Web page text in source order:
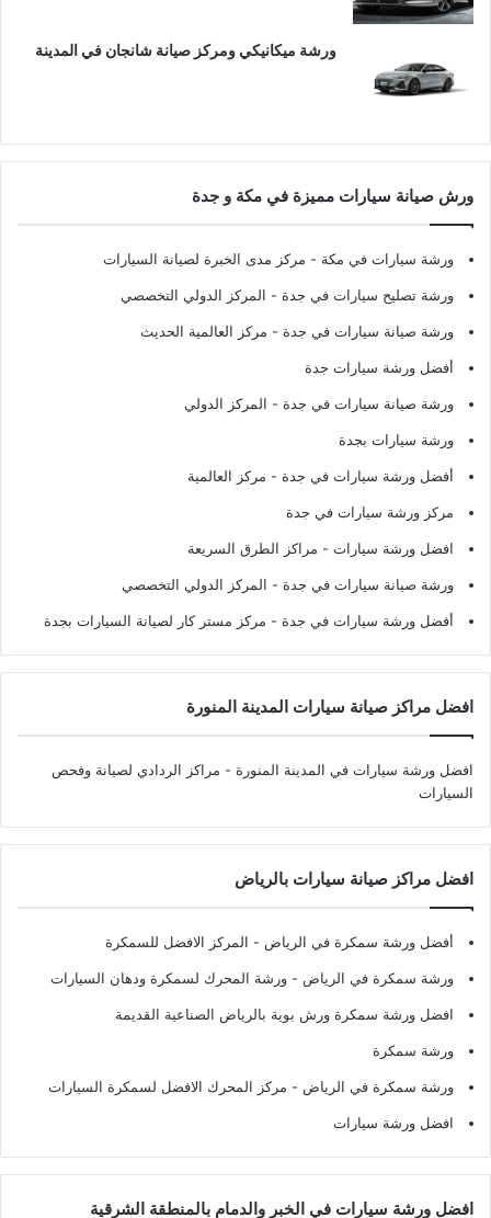
ورشة ميكانيكي ومركز صيانة شانجان في المدينة
ورش صيانة سيارات مميزة في مكة و جدة
ورشة سيارات في مكة - مركز مدى الخبرة لصيانة السيارات
ورشة تصليح سيارات في جدة - المركز الدولي التخصصي
ورشة صيانة سيارات في جدة - مركز العالمية الحديث
أفضل ورشة سيارات جدة
ورشة صيانة سيارات في جدة - المركز الدولي
ورشة سيارات بجدة
أفضل ورشة سيارات في جدة - مركز العالمية
مركز ورشة سيارات في جدة
افضل ورشة سيارات - مراكز الطرق السريعة
ورشة صيانة سيارات في جدة - المركز الدولي التخصصي
أفضل ورشة سيارات في جدة - مركز مستر كار لصيانة السيارات بجدة
افضل مراكز صيانة سيارات المدينة المنورة
افضل ورشة سيارات في المدينة المنورة - مراكز الردادي لصيانة وفحص
السيارات
افضل مراكز صيانة سيارات بالرياض
أفضل ورشة سمكرة في الرياض - المركز الافضل للسمكرة
ورشة سمكرة في الرياض - ورشة المحرك لسمكرة ودهان السيارات
افضل ورشة سمكرة ورش بوية بالرياض الصناعية القديمة
ورشة سمكرة
ورشة سمكرة في الرياض - مركز المحرك الافضل لسمكرة السيارات
افضل ورشة سيارات
افضل ورشة سيارات في الخبر والدمام بالمنطقة الشرقية